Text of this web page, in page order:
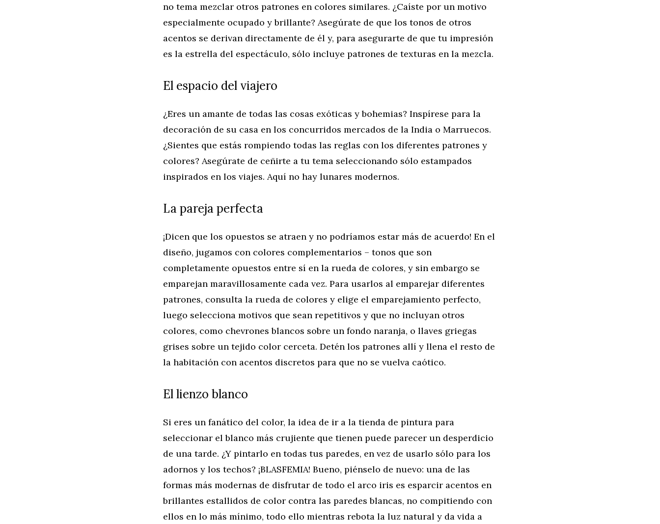
no tema mezclar otros patrones en colores similares. ¿Caíste por un motivo
especialmente ocupado y brillante? Asegúrate de que los tonos de otros
acentos se derivan directamente de él y, para asegurarte de que tu impresión
es la estrella del espectáculo, sólo incluye patrones de texturas en la mezcla.
El espacio del viajero
¿Eres un amante de todas las cosas exóticas y bohemias? Inspírese para la
decoración de su casa en los concurridos mercados de la India o Marruecos.
¿Sientes que estás rompiendo todas las reglas con los diferentes patrones y
colores? Asegúrate de ceñirte a tu tema seleccionando sólo estampados
inspirados en los viajes. Aquí no hay lunares modernos.
La pareja perfecta
¡Dicen que los opuestos se atraen y no podríamos estar más de acuerdo! En el
diseño, jugamos con colores complementarios – tonos que son
completamente opuestos entre sí en la rueda de colores, y sin embargo se
emparejan maravillosamente cada vez. Para usarlos al emparejar diferentes
patrones, consulta la rueda de colores y elige el emparejamiento perfecto,
luego selecciona motivos que sean repetitivos y que no incluyan otros
colores, como chevrones blancos sobre un fondo naranja, o llaves griegas
grises sobre un tejido color cerceta. Detén los patrones allí y llena el resto de
la habitación con acentos discretos para que no se vuelva caótico.
El lienzo blanco
Si eres un fanático del color, la idea de ir a la tienda de pintura para
seleccionar el blanco más crujiente que tienen puede parecer un desperdicio
de una tarde. ¿Y pintarlo en todas tus paredes, en vez de usarlo sólo para los
adornos y los techos? ¡BLASFEMIA! Bueno, piénselo de nuevo: una de las
formas más modernas de disfrutar de todo el arco iris es esparcir acentos en
brillantes estallidos de color contra las paredes blancas, no compitiendo con
ellos en lo más mínimo, todo ello mientras rebota la luz natural y da vida a